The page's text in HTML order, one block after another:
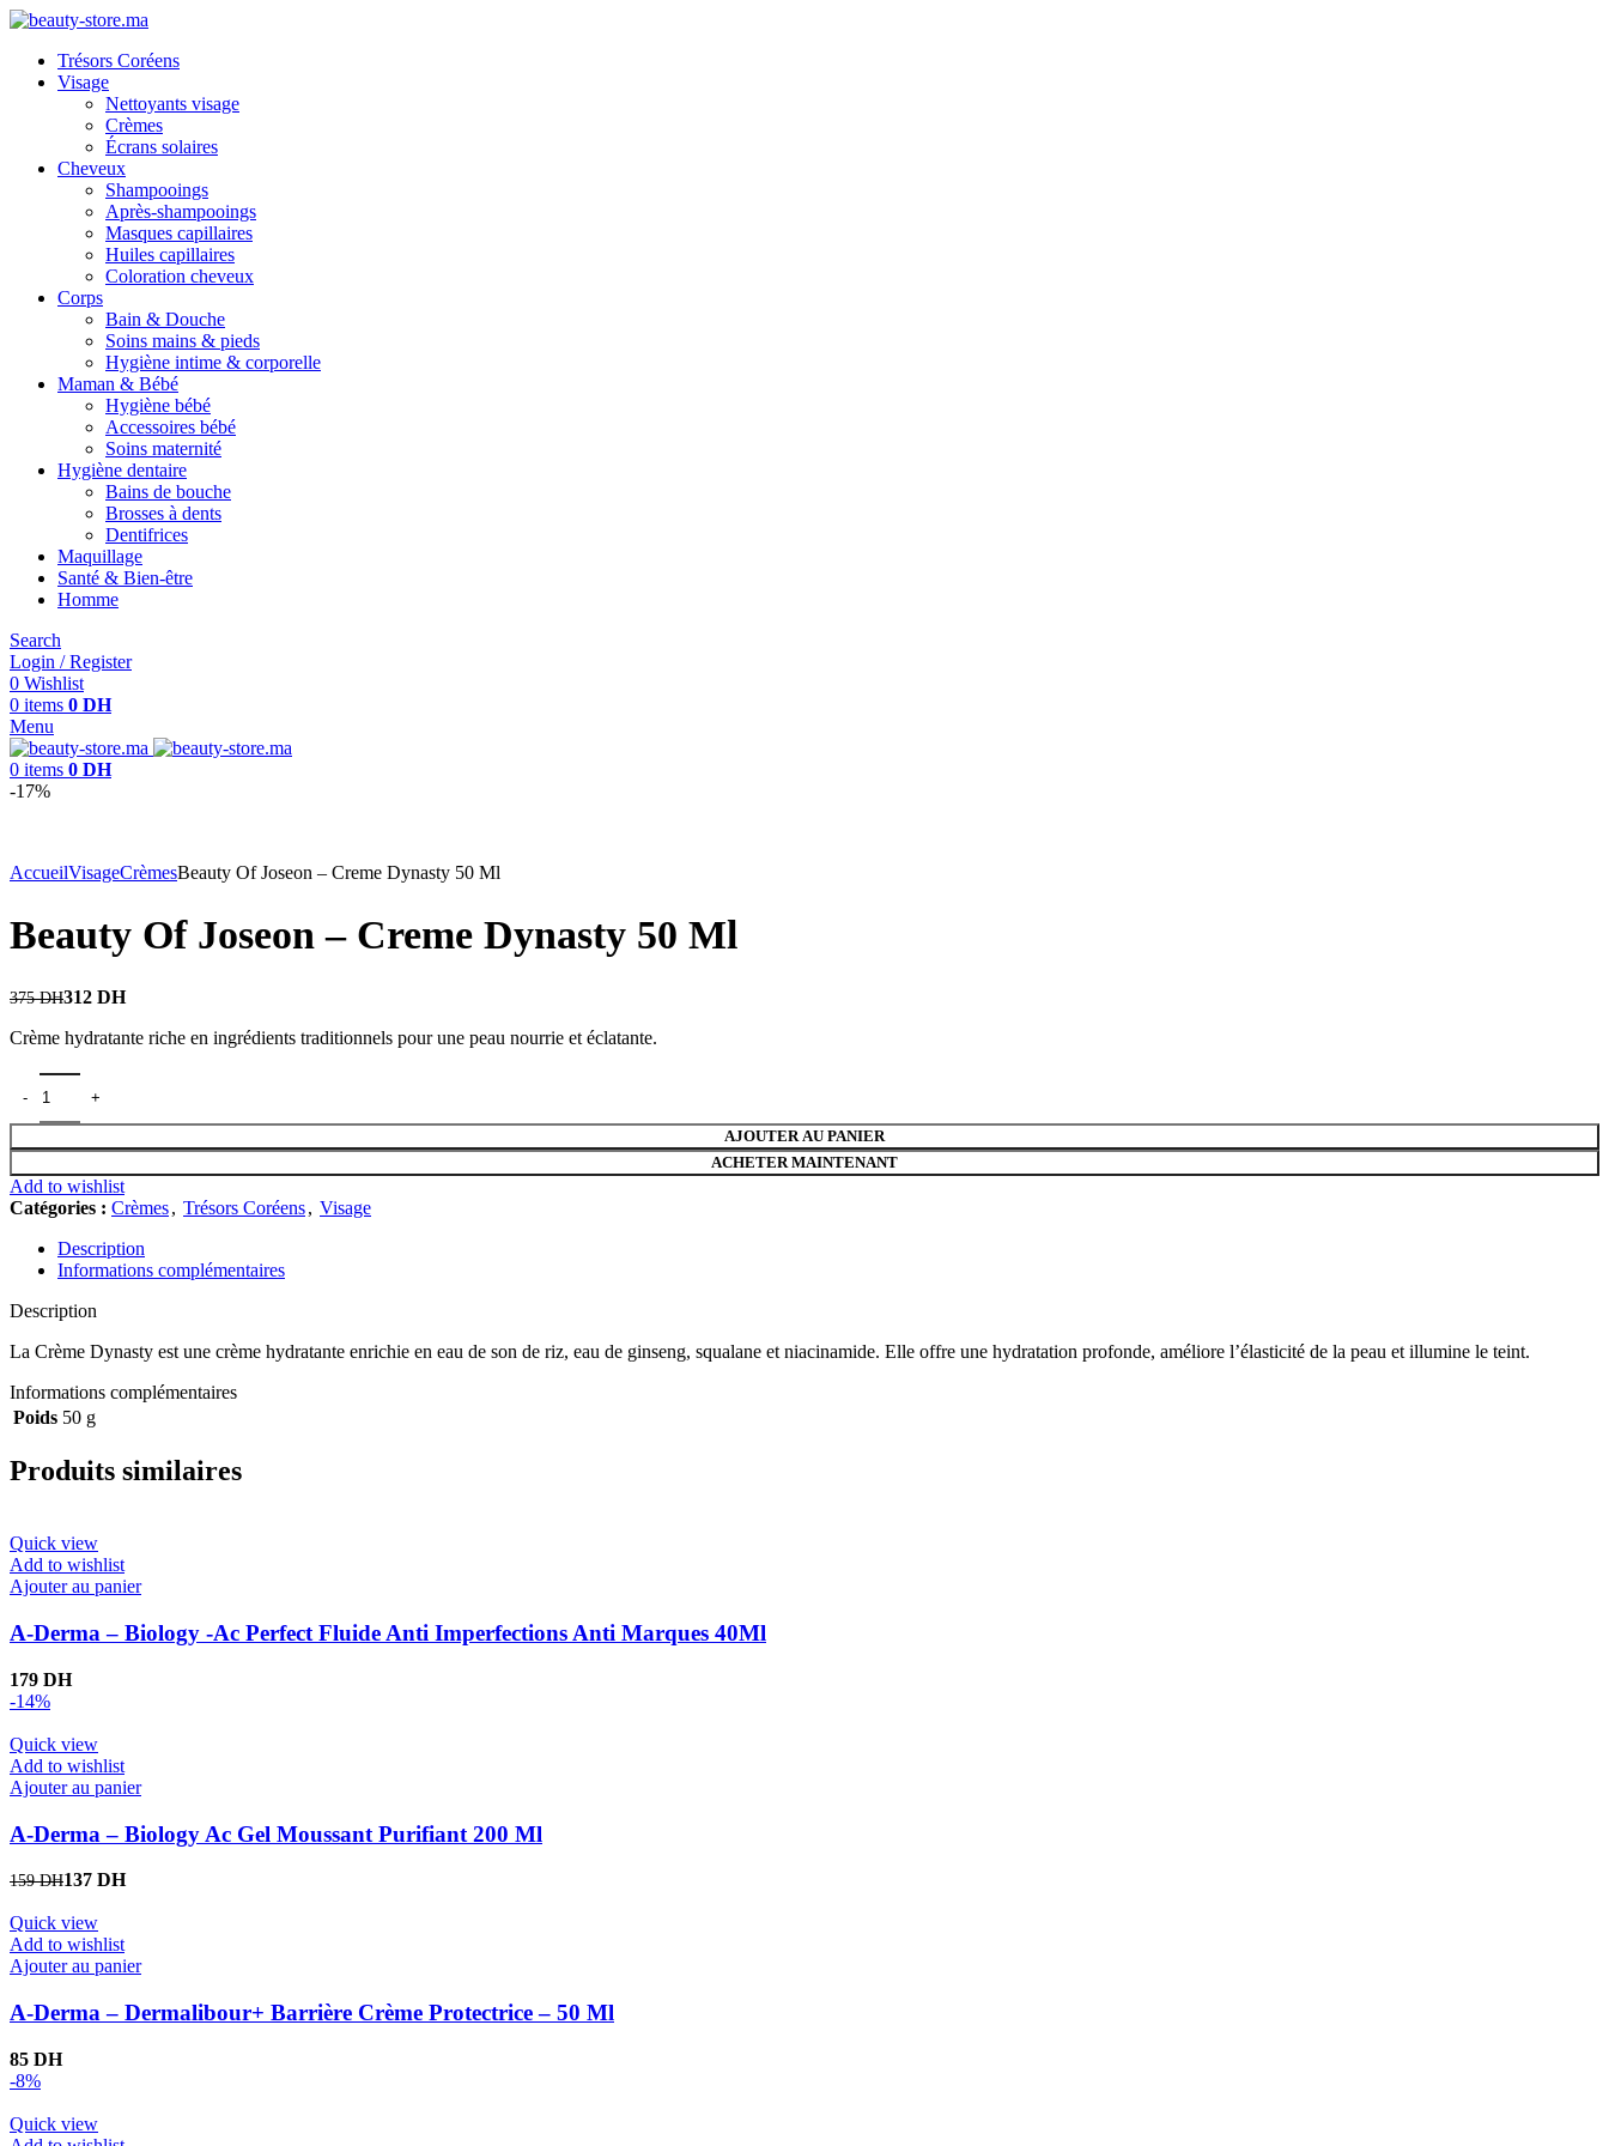
Trésors Coréens
Visage
Nettoyants visage
Crèmes
Écrans solaires
Cheveux
Shampooings
Après-shampooings
Masques capillaires
Huiles capillaires
Coloration cheveux
Corps
Bain & Douche
Soins mains & pieds
Hygiène intime & corporelle
Maman & Bébé
Hygiène bébé
Accessoires bébé
Soins maternité
Hygiène dentaire
Bains de bouche
Brosses à dents
Dentifrices
Maquillage
Santé & Bien-être
Homme
Search
Login / Register
0 Wishlist
0 items 0 DH
Menu
0 items 0 DH
-17%
AccueilVisageCrèmesBeauty Of Joseon – Creme Dynasty 50 Ml
Beauty Of Joseon – Creme Dynasty 50 Ml
375DH312 DH
Crème hydratante riche en ingrédients traditionnels pour une peau nourrie et éclatante.
AJOUTER AU PANIER
ACHETER MAINTENANT
Add to wishlist
Catégories : Crèmes, Trésors Coréens, Visage
Description
Informations complémentaires
Description
La Crème Dynasty est une crème hydratante enrichie en eau de son de riz, eau de ginseng, squalane et niacinamide. Elle offre une hydratation profonde, améliore l’élasticité de la peau et illumine le teint.
Informations complémentaires
Poids 50 g
Produits similaires
Quick view
Add to wishlist
Ajouter au panier
A-Derma – Biology -Ac Perfect Fluide Anti Imperfections Anti Marques 40Ml
DH
-14%
Quick view
Add to wishlist
Ajouter au panier
A-Derma – Biology Ac Gel Moussant Purifiant 200 Ml
159DH137 DH
Quick view
Add to wishlist
Ajouter au panier
A-Derma – Dermalibour+ Barrière Crème Protectrice – 50 Ml
DH
-8%
Quick view